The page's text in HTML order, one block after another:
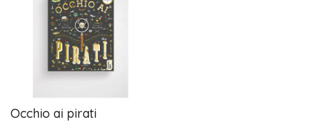
Occhio ai pirati